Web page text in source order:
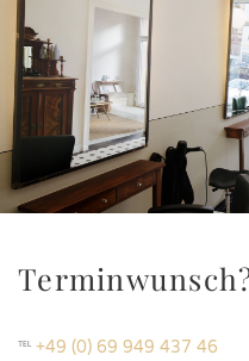
℡ +49 (0) 69 949 437 46